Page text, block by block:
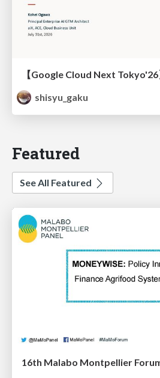
shisyu_gaku
Featured
See All Featured
16th Malabo Montpellier